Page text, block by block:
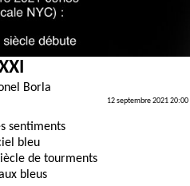
Borla
12 septembre 2021 20:00
sentiments
bleu
de tourments
bleus